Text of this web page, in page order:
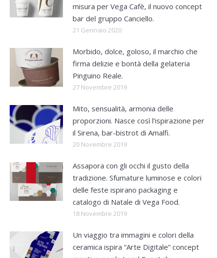
misura per Vega Cafè, il nuovo concept
bar del gruppo Canciello.
21 Gennaio 2020
Morbido, dolce, goloso, il marchio che
firma delizie e bontà della gelateria
Pinguino Reale.
27 Novembre 2019
Mito, sensualità, armonia delle
proporzioni. Nasce così l’ispirazione per
il Sirena, bar-bistrot di Amalfi.
20 Novembre 2019
Assapora con gli occhi il gusto della
tradizione. Sfumature luminose e colori
delle feste ispirano packaging e
catalogo di Natale di Vega Food.
18 Novembre 2019
Un viaggio tra immagini e colori della
ceramica ispira “Arte Digitale” concept